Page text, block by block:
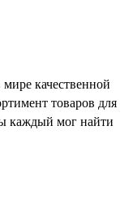
качественной
товаров для
каждый мог найти